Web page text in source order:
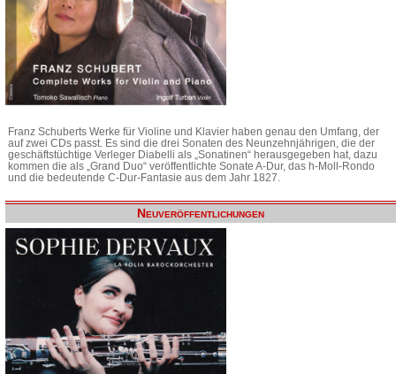
Franz Schuberts Werke für Violine und Klavier haben genau den Umfang, der
auf zwei CDs passt. Es sind die drei Sonaten des Neunzehnjährigen, die der
geschäftstüchtige Verleger Diabelli als „Sonatinen“ herausgegeben hat, dazu
kommen die als „Grand Duo“ veröffentlichte Sonate A-Dur, das h-Moll-Rondo
und die bedeutende C-Dur-Fantasie aus dem Jahr 1827.
Neuveröffentlichungen